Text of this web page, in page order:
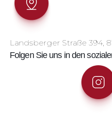
Landsberger Straße 394,
Folgen Sie uns in den